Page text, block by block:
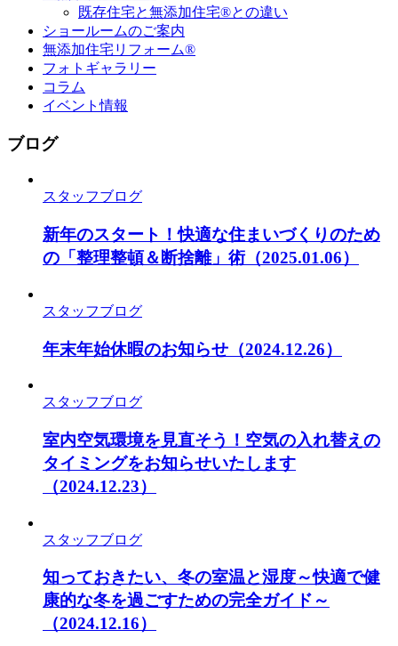
既存住宅と無添加住宅®との違い
ショールームのご案内
無添加住宅リフォーム®
フォトギャラリー
コラム
イベント情報
ブログ
スタッフブログ
新年のスタート！快適な住まいづくりのため
の「整理整頓＆断捨離」術（2025.01.06）
スタッフブログ
年末年始休暇のお知らせ （2024.12.26）
スタッフブログ
室内空気環境を見直そう！空気の入れ替えの
タイミングをお知らせいたします
（2024.12.23）
スタッフブログ
知っておきたい、冬の室温と湿度～快適で健
康的な冬を過ごすための完全ガイド～
（2024.12.16）